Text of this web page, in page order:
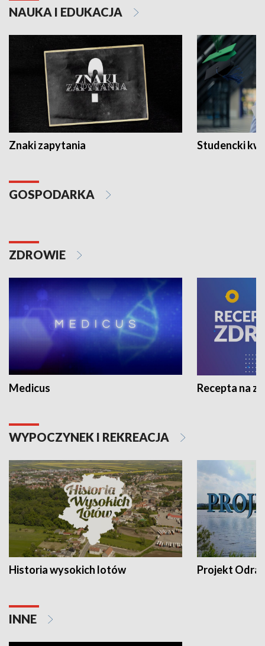
NAUKA I EDUKACJA
Znaki zapytania Studencki
GOSPODARKA
ZDROWIE
Medicus Recepta na
WYPOCZYNEK I REKREACJA
Historia wysokich lotów Projekt Odra
INNE